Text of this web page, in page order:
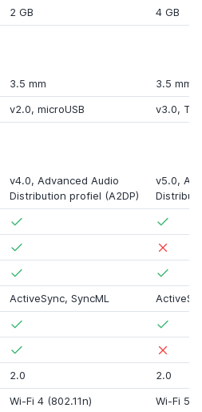
2 GB 4 GB
3.5 mm
3.5 mm
v2.0, microUSB v3.0,
v4.0, Advanced Audio
Distribution profiel (A2DP)
v5.0,
ActiveSync, SyncML
2.0
2.0
Wi-Fi 4 (802.11n)
Wi-Fi 5